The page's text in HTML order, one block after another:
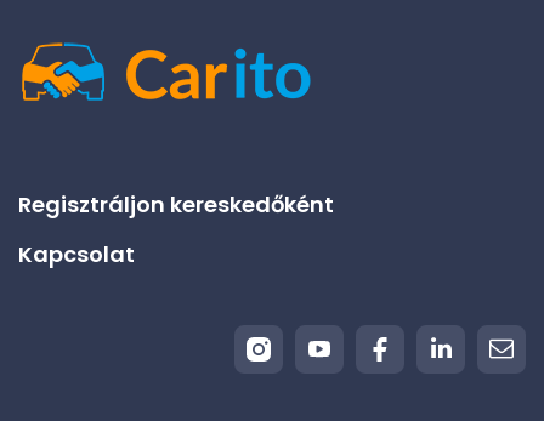
Regisztráljon kereskedőként
Kapcsolat